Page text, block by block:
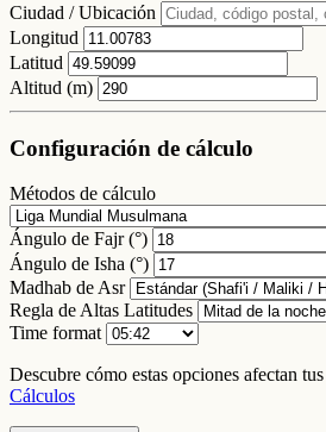
Ciudad / Ubicación
Longitud
Latitud
Altitud (m)
Configuración de cálculo
Métodos de cálculo
Ángulo de Fajr (°)
Ángulo de Isha (°)
Madhab de Asr
Regla de Altas Latitudes
Time format
Descubre cómo estas opciones afectan
Cálculos